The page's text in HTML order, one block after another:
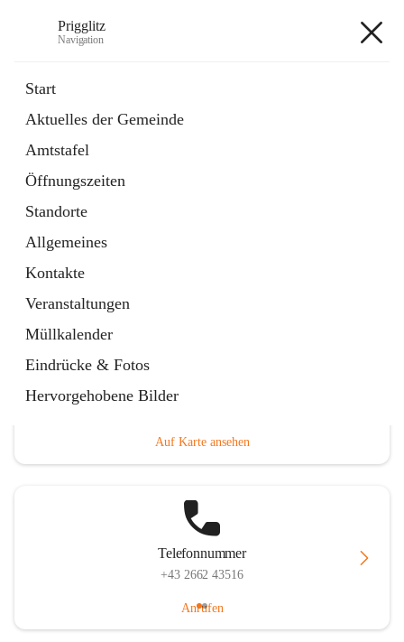
Prigglitz
Navigation
Start
Aktuelles der Gemeinde
Amtstafel
Öffnungszeiten
Standorte
Allgemeines
Kontakte
Veranstaltungen
Müllkalender
Eindrücke & Fotos
Hervorgehobene Bilder
Externe Webseite
in
Tab
Gemeindezeitung
Ordner
öffnet
in
neuem
Tab
Hauptadresse
Auf Karte ansehen
Telefonnummer
+43 2662 43516
Anrufen